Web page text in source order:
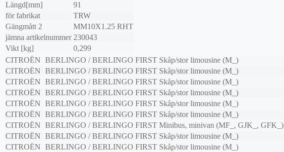
Längd[mm]
91
för fabrikat
TRW
Gängmått 2
MM10X1.25 RHT
jämna artikelnummer 230043
Vikt [kg]
0,299
CITROËN BERLINGO / BERLINGO FIRST Skåp/stor limousine (M_)
CITROËN BERLINGO / BERLINGO FIRST Skåp/stor limousine (M_)
CITROËN BERLINGO / BERLINGO FIRST Skåp/stor limousine (M_)
CITROËN BERLINGO / BERLINGO FIRST Skåp/stor limousine (M_)
CITROËN BERLINGO / BERLINGO FIRST Skåp/stor limousine (M_)
CITROËN BERLINGO / BERLINGO FIRST Skåp/stor limousine (M_)
CITROËN BERLINGO / BERLINGO FIRST Minibus, minivan (MF_, GJK_, GFK_)
CITROËN BERLINGO / BERLINGO FIRST Skåp/stor limousine (M_)
CITROËN BERLINGO / BERLINGO FIRST Skåp/stor limousine (M_)